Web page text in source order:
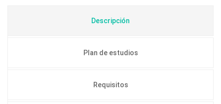
Descripción
Plan de estudios
Requisitos